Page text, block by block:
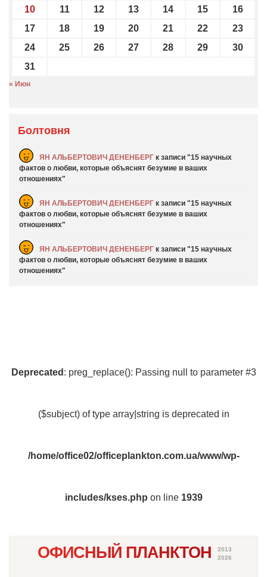
10
11 12 13 14 15
16
17
18 19 20 21 22
23
24
25 26 27 28 29
30
31
« Июн
Болтовня
ЯН АЛЬБЕРТОВИЧ ДЕНЕНБЕРГ к записи
15 научных
фактов о любви, которые объяснят безумие в ваших
отношениях
ЯН АЛЬБЕРТОВИЧ ДЕНЕНБЕРГ к записи
15 научных
фактов о любви, которые объяснят безумие в ваших
отношениях
ЯН АЛЬБЕРТОВИЧ ДЕНЕНБЕРГ к записи
15 научных
фактов о любви, которые объяснят безумие в ваших
отношениях
Deprecated : preg_replace(): Passing null to parameter #3
($subject) of type array|string is deprecated in
/home/office02/officeplankton.com.ua/www/wp-
includes/kses.php on line 1939
ОФИСНЫЙ ПЛАНКТОН
2013
2026